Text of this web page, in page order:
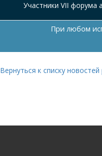
Участники VII форума
При любом
Вернуться к списку новостей